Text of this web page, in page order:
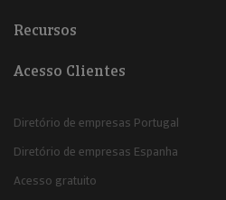
Recursos
Acesso Clientes
Diretório de empresas Portugal
Diretório de empresas Espanha
Acesso gratuito